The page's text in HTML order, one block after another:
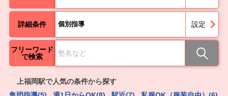
詳細条件 個別指導 設定
フリーワード
で検索
上福岡駅で人気の条件から探す